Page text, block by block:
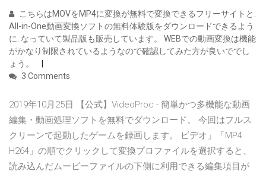
こちらはMOVをMP4に変換が無料で変換できるフリーサイトと.
All-in-One動画変換ソフトの無料体験版をダウンロードできるよう
に. なっていて製品版も販売しています。 WEBでの動画変換は機能
がかなり制限されているようなので確認してみた方が良いででし
ょう。
3 Comments
2019年10月25日 【公式】VideoProc - 簡単かつ多機能な動画
編集・動画処理ソフトを無料でダウンロード。 今回はフルス
クリーンで起動したゲームを録画します。 ビデオ」「MP4
H264」の順でクリックして変換プロファイルを選択すると、
読み込んだムービーファイルの下側に利用できる編集項目が